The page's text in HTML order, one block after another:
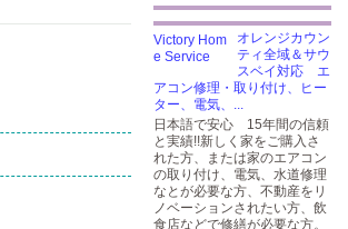
オレンジカウン
ティ全域＆サウ
スベイ対応 エ
アコン修理・取り付け、ヒー
ター、電気、...
日本語で安心 15年間の信頼
と実績!!新しく家をご購入さ
れた方、または家のエアコン
の取り付け、電気、水道修理
なとが必要な方、不動産をリ
ノベーションされたい方、飲
食店などで修繕が必要な方。